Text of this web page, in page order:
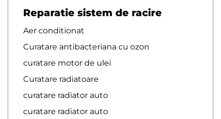
Reparatie sistem de racire
Aer conditionat
Curatare antibacteriana cu ozon
curatare motor de ulei
Curatare radiatoare
curatare radiator auto
curatare radiator auto